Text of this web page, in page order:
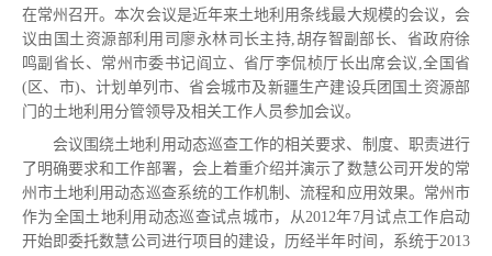
在常州召开。本次会议是近年来土地利用条线最大规模的会议，会
议由国土资源部利用司廖永林司长主持,胡存智副部长、省政府徐
鸣副省长、常州市委书记阎立、省厅李侃桢厅长出席会议,全国省
(区、市)、计划单列市、省会城市及新疆生产建设兵团国土资源部
门的土地利用分管领导及相关工作人员参加会议。
会议围绕土地利用动态巡查工作的相关要求、制度、职责进行
了明确要求和工作部署，会上着重介绍并演示了数慧公司开发的常
州市土地利用动态巡查系统的工作机制、流程和应用效果。常州市
作为全国土地利用动态巡查试点城市，从2012年7月试点工作启动
开始即委托数慧公司进行项目的建设，历经半年时间，系统于2013